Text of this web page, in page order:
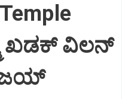
ಖಡಕ್‌ ವಿಲನ್‌